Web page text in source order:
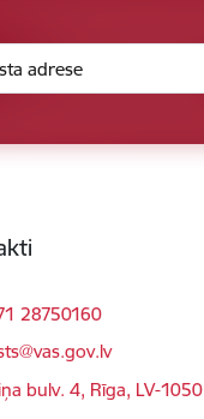
28750160
bulv. 4, Rīga, LV-1050